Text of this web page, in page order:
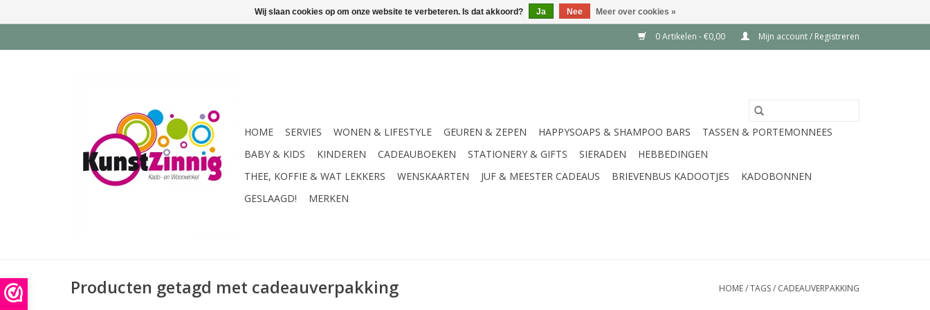
0 Artikelen - €0,00 Mijn account / Registreren
HOME SERVIES WONEN & LIFESTYLE GEUREN & ZEPEN HAPPYSOAPS & SHAMPOO BARS
TASSEN & PORTEMONNEES
BABY & KIDS
KINDEREN CADEAUBOEKEN STATIONERY & GIFTS SIERADEN
HEBBEDINGEN
THEE, KOFFIE & WAT LEKKERS
WENSKAARTEN JUF & MEESTER CADEAUS BRIEVENBUS KADOOTJES
KADOBONNEN
GESLAAGD!
MERKEN
Producten getagd met cadeauverpakking HOME/TAGS/ CADEAUVERPAKKING
Wij slaan cookies op om onze website te verbeteren. Is dat akkoord? Ja Nee Meer over cookies »